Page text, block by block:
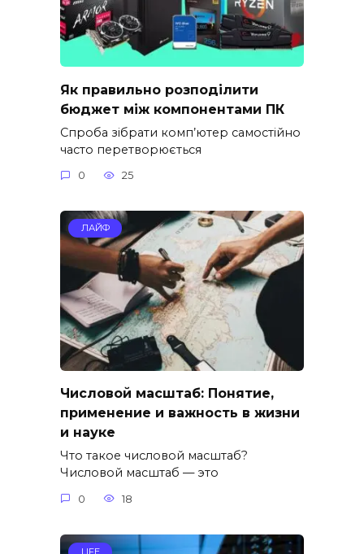
Як правильно розподілити
бюджет між компонентами ПК
Спроба зібрати комп’ютер самостійно
часто перетворюється
0 25
ЛАЙФ
Числовой масштаб: Понятие,
применение и важность в жизни
и науке
Что такое числовой масштаб?
Числовой масштаб — это
0 18
LIFE